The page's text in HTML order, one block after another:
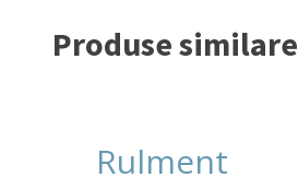
Produse similare
Rulment